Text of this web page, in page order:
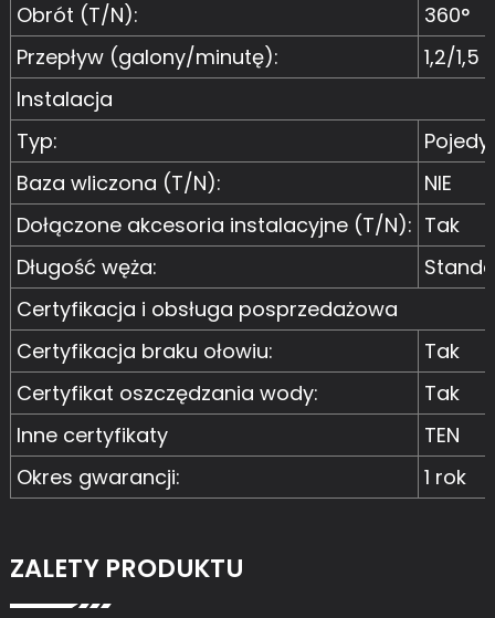
Obrót (T/N):
360°
Przepływ (galony/minutę):
1,2/1,5
Instalacja
Typ:
Baza wliczona (T/N):
NIE
Dołączone akcesoria instalacyjne (T/N): Tak
Długość węża:
Certyfikacja i obsługa posprzedażowa
Certyfikacja braku ołowiu:
Tak
Certyfikat oszczędzania wody:
Tak
Inne certyfikaty
TEN
Okres gwarancji:
1 rok
ZALETY PRODUKTU